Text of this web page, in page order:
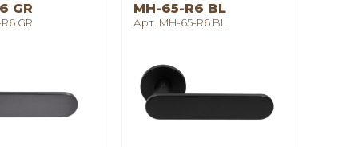
GR
GR
MH-65-R6 BL
Арт. MH-65-R6 BL